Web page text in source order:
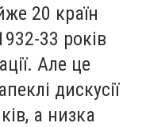
20 країн
33 років
Але це
дискусії
а низка